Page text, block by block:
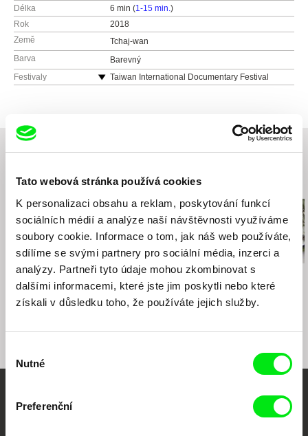
Tato webová stránka používá cookies
K personalizaci obsahu a reklam, poskytování funkcí
sociálních médií a analýze naší návštěvnosti využíváme
soubory cookie. Informace o tom, jak náš web používáte,
sdílíme se svými partnery pro sociální média, inzerci a
analýzy. Partneři tyto údaje mohou zkombinovat s
dalšími informacemi, které jste jim poskytli nebo které
získali v důsledku toho, že používáte jejich služby.
souhlasu
Nutné
Preferenční
Délka
6 min (1-15 min.)
Rok
2018
Země
Tchaj-wan
Barva
Barevný
Festivaly
Taiwan International Documentary Festival
Související filmy (20)
Yuan Goang-Ming
Příbytek
Jan Němec
Toyen
Maksim Shved
Pure Art